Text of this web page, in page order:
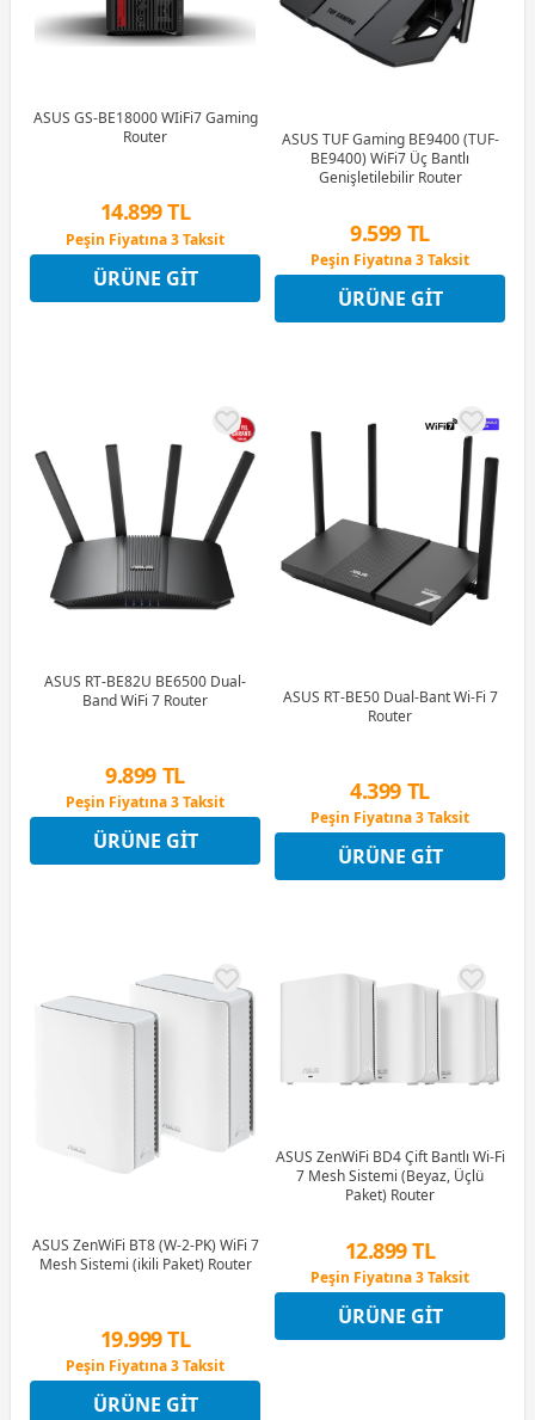
ASUS GS-BE18000 WIiFi7 Gaming
Router
14.899 TL
Peşin Fiyatına 3 Taksit
12 Ay x 1.753 TL taksitle
Peşin Fiyatına 3 Taksit
ÜRÜNE GIT
ASUS TUF Gaming BE9400 (TUF-
BE9400) WiFi7 Üç Bantlı
Genişletilebilir Router
9.599 TL
Peşin Fiyatına 3 Taksit
12 Ay x 1.129 TL taksitle
Peşin Fiyatına 3 Taksit
ÜRÜNE GIT
ASUS RT-BE82U BE6500 Dual-
Band WiFi 7 Router
9.899 TL
Peşin Fiyatına 3 Taksit
12 Ay x 1.164 TL taksitle
Peşin Fiyatına 3 Taksit
ÜRÜNE GIT
ASUS RT-BE50 Dual-Bant Wi-Fi 7
Router
4.399 TL
Peşin Fiyatına 3 Taksit
12 Ay x 517 TL taksitle
Peşin Fiyatına 3 Taksit
ÜRÜNE GIT
ASUS ZenWiFi BT8 (W-2-PK) WiFi 7
Mesh Sistemi (ikili Paket) Router
19.999 TL
Peşin Fiyatına 3 Taksit
12 Ay x 2.353 TL taksitle
Peşin Fiyatına 3 Taksit
ÜRÜNE GIT
ASUS ZenWiFi BD4 Çift Bantlı Wi-Fi
7 Mesh Sistemi (Beyaz, Üçlü
Paket) Router
12.899 TL
Peşin Fiyatına 3 Taksit
12 Ay x 1.517 TL taksitle
Peşin Fiyatına 3 Taksit
ÜRÜNE GIT